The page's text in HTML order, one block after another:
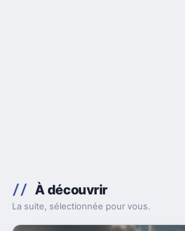
À découvrir
La suite, sélectionnée pour vous.